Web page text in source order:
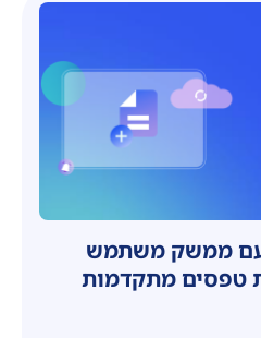
כאן! עם ממשק משתמש
טפסים מתקדמות